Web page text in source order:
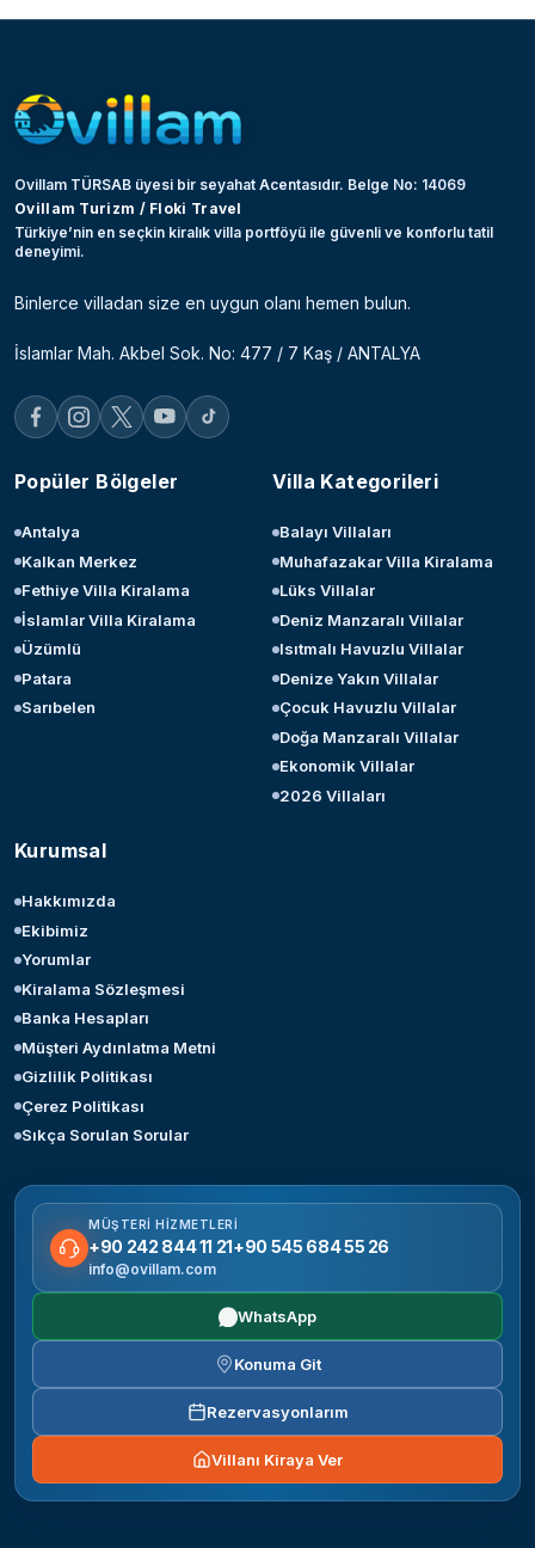
Ovillam TÜRSAB üyesi bir seyahat Acentasıdır. Belge No: 14069
Ovillam Turizm / Floki Travel
Türkiye’nin en seçkin kiralık villa portföyü ile güvenli ve konforlu tatil
deneyimi.
Binlerce villadan size en uygun olanı hemen bulun.
İslamlar Mah. Akbel Sok. No: 477 / 7 Kaş / ANTALYA
Popüler Bölgeler
Antalya
Kalkan Merkez
Fethiye Villa Kiralama
İslamlar Villa Kiralama
Üzümlü
Patara
Sarıbelen
Villa Kategorileri
Balayı Villaları
Muhafazakar Villa Kiralama
Lüks Villalar
Deniz Manzaralı Villalar
Isıtmalı Havuzlu Villalar
Denize Yakın Villalar
Çocuk Havuzlu Villalar
Doğa Manzaralı Villalar
Ekonomik Villalar
2026 Villaları
Kurumsal
Hakkımızda
Ekibimiz
Yorumlar
Kiralama Sözleşmesi
Banka Hesapları
Müşteri Aydınlatma Metni
Gizlilik Politikası
Çerez Politikası
Sıkça Sorulan Sorular
MÜŞTERI HIZMETLERI
+90 242 844 11 21+90 545 684 55 26
info@ovillam.com
WhatsApp
Konuma Git
Rezervasyonlarım
Villanı Kiraya Ver